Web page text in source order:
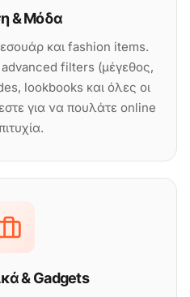
& Μόδα
και fashion items.
filters (μέγεθος,
lookbooks και όλες οι
για να πουλάτε online
& Gadgets